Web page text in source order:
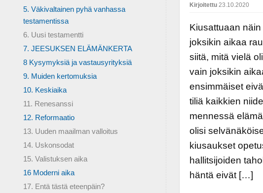
Kirjoitettu23.10.2020
Kiusattuaan
joksikin aikaa
siitä, mitä vielä
vain joksikin
ensimmäiset
tiliä kaikkien
mennessä
olisi
kiusaukset
hallitsijoiden
häntä eivät […]
5. Väkivaltainen pyhä vanhassa
testamentissa
6. Uusi testamentti
7. JEESUKSEN ELÄMÄNKERTA
8 Kysymyksiä ja vastausyrityksiä
9. Muiden kertomuksia
10. Keskiaika
11. Renesanssi
12. Reformaatio
13. Uuden maailman valloitus
14. Uskonsodat
15. Valistuksen aika
16 Moderni aika
17. Entä tästä eteenpäin?